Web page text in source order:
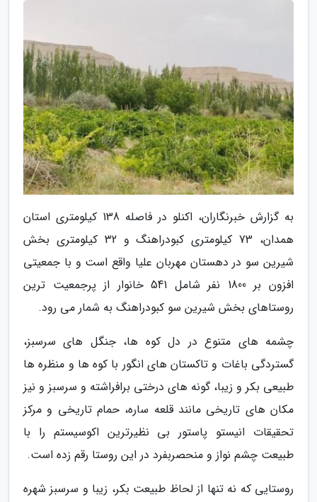
به گزارش خبرنگاران، اکنلو در فاصله 138 کیلومتری استان
همدان، 73 کیلومتری کبودراهنگ و 32 کیلومتری بخش
شیرین سو در دهستان مهربان علیا واقع است و با جمعیتی
افزون بر 1800 نفر شامل 541 خانوار از پرجمعیت ترین
روستاهای بخش شیرین سو کبودراهنگ به شمار می رود.
چشمه های متنوع در دل کوه ها، جنگل های سرسبز،
گستردگی باغات و تاکستان های انگور با کوه ها و منظره ها
طبیعی بکر و زیبا، گونه های درختی برافراشته و سرسبز و نیز
مکان های تاریخی مانند قلعه ساره، حمام تاریخی و مرکز
تحقیقات انیستو پاستور بی نظیرترین اکوسیستم را با
طبیعت چشم نواز و منحصربفرد در این روستا رقم زده است.
روستایی که نه تنها از لحاظ طبیعت بکر، زیبا و سرسبز شهره